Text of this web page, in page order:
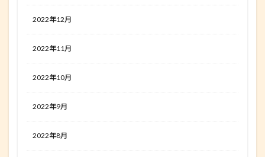
2022年12月
2022年11月
2022年10月
2022年9月
2022年8月